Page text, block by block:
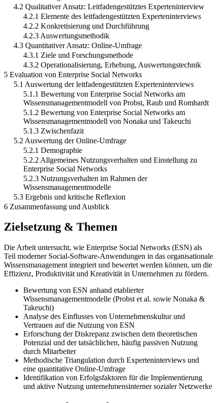
4.2 Qualitativer Ansatz: Leitfadengestütztes Experteninterview
4.2.1 Elemente des leitfadengestützten Experteninterviews
4.2.2 Konkretisierung und Durchführung
4.2.3 Auswertungsmethodik
4.3 Quantitativer Ansatz: Online-Umfrage
4.3.1 Ziele und Forschungsmethode
4.3.2 Operationalisierung, Erhebung, Auswertungstechnik
5 Evaluation von Enterprise Social Networks
5.1 Auswertung der leitfadengestützten Experteninterviews
5.1.1 Bewertung von Enterprise Social Networks am
Wissensmanagementmodell von Probst, Raub und Romhardt
5.1.2 Bewertung von Enterprise Social Networks am
Wissensmanagementmodell von Nonaka und Takeuchi
5.1.3 Zwischenfazit
5.2 Auswertung der Online-Umfrage
5.2.1 Demographie
5.2.2 Allgemeines Nutzungsverhalten und Einstellung zu
Enterprise Social Networks
5.2.3 Nutzungsverhalten im Rahmen der
Wissensmanagementmodelle
5.3 Ergebnis und kritische Reflexion
6 Zusammenfassung und Ausblick
Zielsetzung & Themen
Die Arbeit untersucht, wie Enterprise Social Networks (ESN) als
Teil moderner Social-Software-Anwendungen in das organisationale
Wissensmanagement integriert und bewertet werden können, um die
Effizienz, Produktivität und Kreativität in Unternehmen zu fördern.
Bewertung von ESN anhand etablierter
Wissensmanagementmodelle (Probst et al. sowie Nonaka &
Takeuchi)
Analyse des Einflusses von Unternehmenskultur und
Vertrauen auf die Nutzung von ESN
Erforschung der Diskrepanz zwischen dem theoretischen
Potenzial und der tatsächlichen, häufig passiven Nutzung
durch Mitarbeiter
Methodische Triangulation durch Experteninterviews und
eine quantitative Online-Umfrage
Identifikation von Erfolgsfaktoren für die Implementierung
und aktive Nutzung unternehmensinterner sozialer Netzwerke